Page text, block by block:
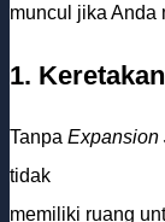
muncul jika Anda
1.
Tanpa Expansion
tidak
memiliki ruang